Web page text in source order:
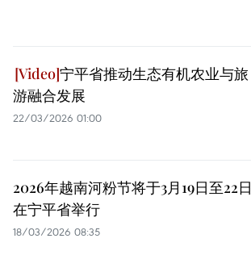
宁平省推动生态有机农业与旅
游融合发展
22/03/2026 01:00
2026年越南河粉节将于3月19日至22日
在宁平省举行
18/03/2026 08:35